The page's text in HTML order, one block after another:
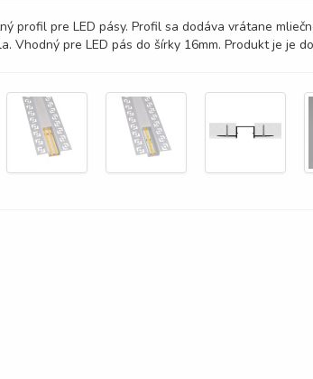
profil pre LED pásy. Profil sa dodáva vrátane
Vhodný pre LED pás do šírky 16mm. Produkt je je